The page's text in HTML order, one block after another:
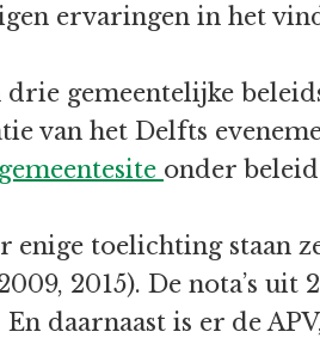
ervaringen in het
gemeentelijke
van het Delfts
gemeentesite onder
enige toelichting staan
2015). De nota’s
En daarnaast is er de